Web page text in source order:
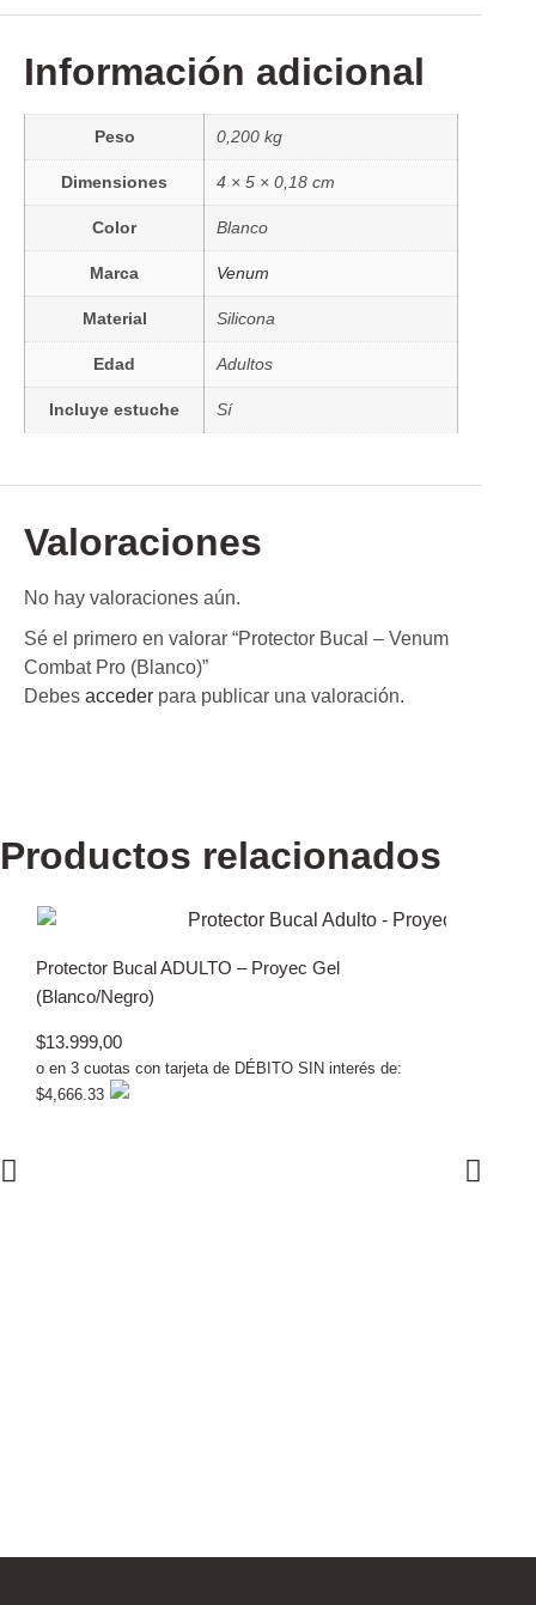
Información adicional
Peso 0,200 kg
Dimensiones 4 × 5 × 0,18 cm
Color Blanco
Marca Venum
Material Silicona
Edad Adultos
Incluye estuche Sí
Valoraciones
No hay valoraciones aún.
Sé el primero en valorar “Protector Bucal – Venum
Combat Pro (Blanco)”
Debes acceder para publicar una valoración.
Productos relacionados
Protector Bucal ADULTO – Proyec Gel
(Blanco/Negro)
$13.999,00
o en 3 cuotas con tarjeta de DÉBITO SIN interés de:
$4,666.33